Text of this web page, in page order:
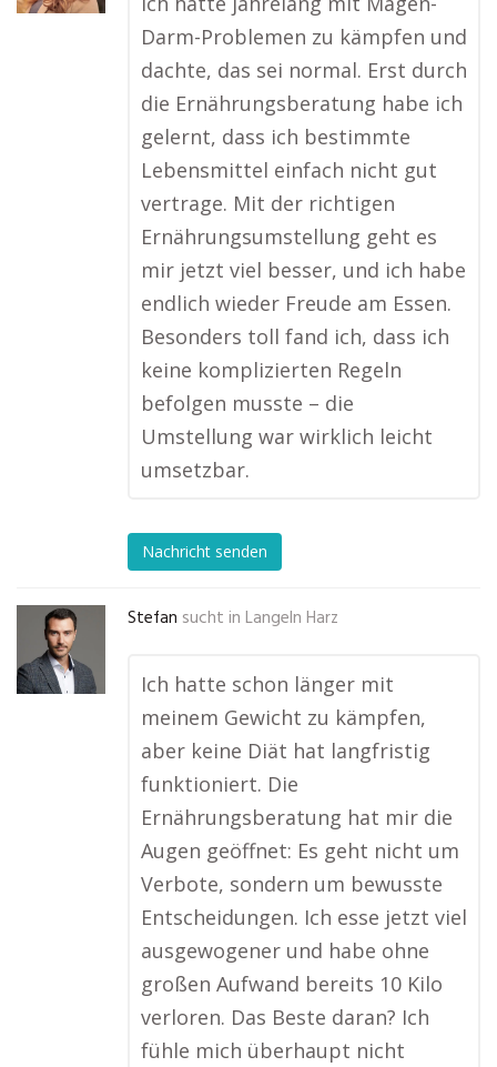
Darm-Problemen zu kämpfen und
dachte, das sei normal. Erst durch
die Ernährungsberatung habe ich
gelernt, dass ich bestimmte
Lebensmittel einfach nicht gut
vertrage. Mit der richtigen
Ernährungsumstellung geht es
mir jetzt viel besser, und ich habe
endlich wieder Freude am Essen.
Besonders toll fand ich, dass ich
keine komplizierten Regeln
befolgen musste – die
Umstellung war wirklich leicht
umsetzbar.
Nachricht senden
Stefan sucht in Langeln Harz
Ich hatte schon länger mit
meinem Gewicht zu kämpfen,
aber keine Diät hat langfristig
funktioniert. Die
Ernährungsberatung hat mir die
Augen geöffnet: Es geht nicht um
Verbote, sondern um bewusste
Entscheidungen. Ich esse jetzt viel
ausgewogener und habe ohne
großen Aufwand bereits 10 Kilo
verloren. Das Beste daran? Ich
fühle mich überhaupt nicht